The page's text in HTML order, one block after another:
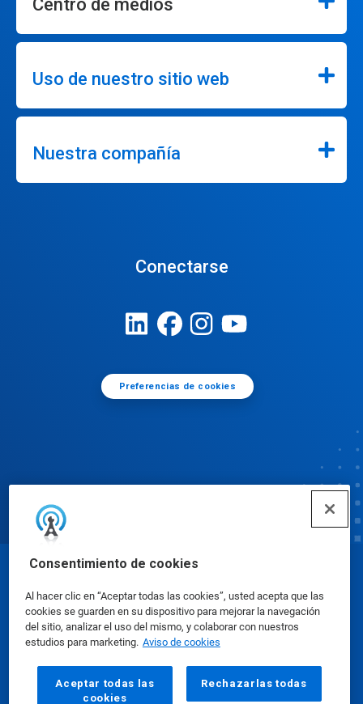
Consentimiento de cookies
Al hacer clic en “Aceptar todas las cookies”, usted acepta que las
cookies se guarden en su dispositivo para mejorar la navegación
del sitio, analizar el uso del mismo, y colaborar con nuestros
estudios para marketing. Aviso de cookies
Aceptar todas las
cookies
Rechazarlas todas
Centro de medios
Uso de nuestro sitio web
Nuestra compañía
Conectarse
Preferencias de cookies
Hojas de datos sobre seguridad|Política de
privacidad|Términos de uso